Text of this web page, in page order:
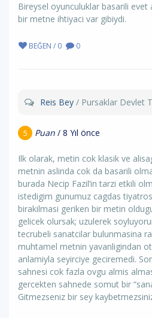
Bireysel oyunculuklar basarili
bir metne ihtiyaci var gibiydi.
BEĞEN / 0 0
Reis Bey / Pursaklar Devlet
5 Puan / 8 Yıl önce
Ilk olarak, metin cok klasik ve
metnin aslinda cok da basarili
burada Necip Fazil’in tarzi etkili
istedigim gunumuz cagdas
birakilmasi geriken bir metin
gelicek olursak; uzulerek
tecrubeli sanatcilar bulunmasina
muhtamel metnin yavanligindan
anlamiyla seyirciye geciremedi.
sahnesi cok fazla ovgu almis
gercekten sahnede somut bir
Gitmezseniz bir sey